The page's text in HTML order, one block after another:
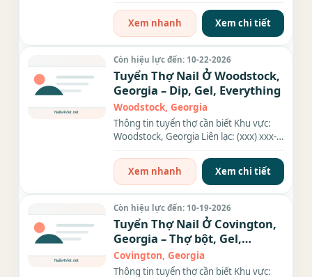
Xem nhanh
Xem chi tiết
Còn hiệu lực đến: 10-22-2026
Tuyển Thợ Nail Ở Woodstock,
Georgia – Dip, Gel, Everything
Woodstock, Georgia
Thông tin tuyển thợ cần biết Khu vực:
Woodstock, Georgia Liên lạc: (xxx) xxx-
Xem nhanh
Xem chi tiết
Còn hiệu lực đến: 10-19-2026
Tuyển Thợ Nail Ở Covington,
Georgia – Thợ bột, Gel,
Everything
Covington, Georgia
Thông tin tuyển thợ cần biết Khu vực: